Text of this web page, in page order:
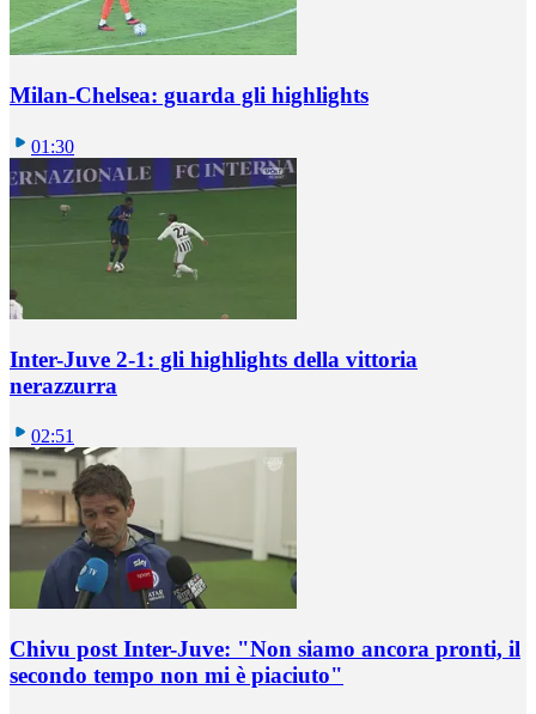
Milan-Chelsea: guarda gli highlights
01:30
Inter-Juve 2-1: gli highlights della vittoria
nerazzurra
02:51
Chivu post Inter-Juve: "Non siamo ancora pronti, il
secondo tempo non mi è piaciuto"